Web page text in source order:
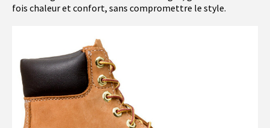
fois chaleur et confort, sans compromettre le style.